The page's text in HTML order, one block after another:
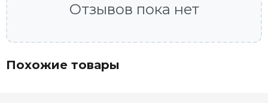
Отзывов пока нет
Похожие товары